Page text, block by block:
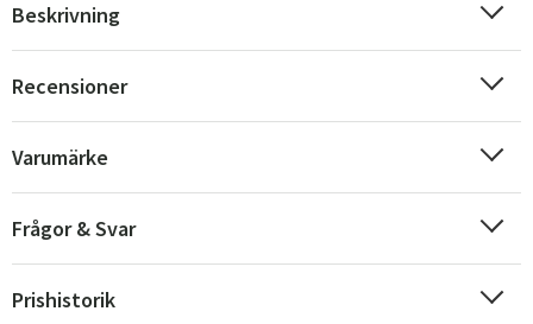
Sverige
Beskrivning
Recensioner
Varumärke
Frågor & Svar
Prishistorik